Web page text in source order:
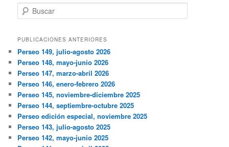
Buscar
PUBLICACIONES ANTERIORES
Perseo 149, julio-agosto 2026
Perseo 148, mayo-junio 2026
Perseo 147, marzo-abril 2026
Perseo 146, enero-febrero 2026
Perseo 145, noviembre-diciembre 2025
Perseo 144, septiembre-octubre 2025
Perseo edición especial, noviembre 2025
Perseo 143, julio-agosto 2025
Perseo 142, mayo-junio 2025